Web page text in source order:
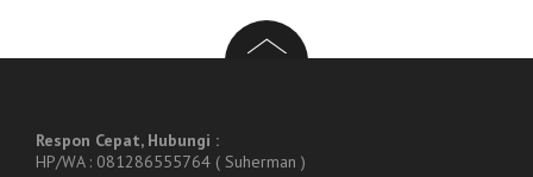
Respon Cepat, Hubungi :
HP/WA : 081286555764 ( Suherman )